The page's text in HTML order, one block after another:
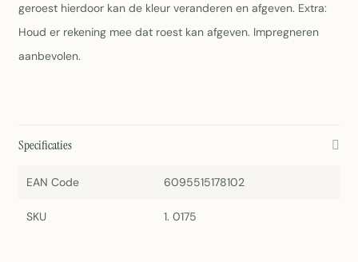
geroest hierdoor kan de kleur veranderen en afgeven. Extra:
Houd er rekening mee dat roest kan afgeven. Impregneren
aanbevolen.
Specificaties
EAN Code 6095515178102
SKU 1. 0175